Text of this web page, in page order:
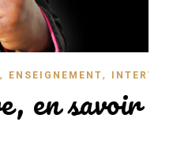
, ENSEIGNEMENT, INTERVIEW
en savoir